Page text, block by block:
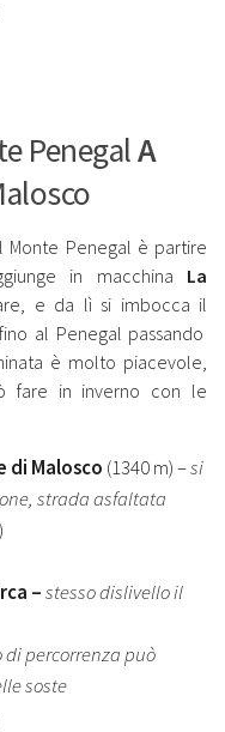
PenegalA
Monte Penegal è partire
in macchina La
e da lì si imbocca il
al Penegal passando
è molto piacevole,
fare in inverno con le
di Malosco (1340 m) –si
strada asfaltata
–stesso dislivello il
di percorrenza può
soste